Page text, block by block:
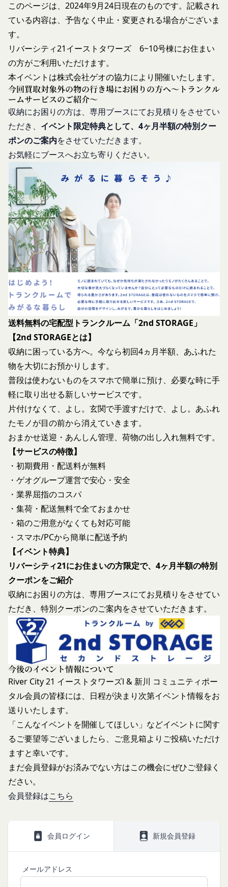
このページは、2024年9月24日現在のものです。記載され
ている内容は、予告なく中止・変更される場合がございま
す。
リバーシティ21イーストタワーズ 6~10号棟にお住まい
の方がご利用いただけます。
本イベントは株式会社ゲオの協力により開催いたします。
今回買取対象外の物の行き場にお困りの方へ～トランクル
ームサービスのご紹介～
収納にお困りの方は、専用ブースにてお見積りをさせてい
ただき、 イベント限定特典として、4ヶ月半額の特別クー
ポンのご案内をさせていただきます。
お気軽にブースへお立ち寄りください。
送料無料の宅配型トランクルーム「2nd STORAGE」
【2nd STORAGEとは】
収納に困っている方へ。今なら初回4ヵ月半額、あふれた
物を大切にお預かりします。
普段は使わないものをスマホで簡単に預け、必要な時に手
軽に取り出せる新しいサービスです。
片付けなくて、よし。玄関で手渡すだけで、よし。あふれ
たモノが目の前から消えていきます。
おまかせ送迎・あんしん管理、荷物の出し入れ無料です。
【サービスの特徴】
・初期費用・配送料が無料
・ゲオグループ運営で安心・安全
・業界屈指のコスパ
・集荷・配送無料で全ておまかせ
・箱のご用意がなくても対応可能
・スマホ/PCから簡単に配送予約
【イベント特典】
リバーシティ21にお住まいの方限定で、4ヶ月半額の特別
クーポンをご紹介
収納にお困りの方は、専用ブースにてお見積りをさせてい
ただき、特別クーポンのご案内をさせていただきます。
今後のイベント情報について
River City 21 イーストタワーズⅠ & 新川 コミュニティポー
タル会員の皆様には、日程が決まり次第イベント情報をお
送りいたします。
「こんなイベントを開催してほしい」などイベントに関す
るご要望等ございましたら、ご意見箱よりご投稿いただけ
ますと幸いです。
まだ会員登録がお済みでない方はこの機会にぜひご登録く
ださい。
会員登録はこちら
会員ログイン 新規会員登録
メールアドレス
示することがあります。
売却または合併
個人情報の全部または一部を関係者に移転すること
があります。
委託先等の管理
当社は、業務を委託するため委託先にお客様情報を
提供または開示する場合、当該委託先に対し、適切
な取扱いおよび保護を行わせ、第三者への開示・提
供および当社の提供目的以外の目的での利用を行わ
ないよう適切に管理および監督します。
開示・訂正等
お客様がご自身の個人情報の内容を確認、訂正また
は利用停止を希望される場合には、個人情報保護法
その他の法令により当社が義務を負う範囲におい
て、速やかに対応させていただきます。
なお、かかる場合には、本人確認をさせていただく
場合があります。
お問い合わせ
開示等のご希望、ご意見、ご質問、苦情のお申し出
その他個人情報の取り扱いに関するお問い合わせ
は、下記の窓口までお願いいたします。
メールによるお問い合わせ
営業時間内に順次回答いたします。
お問い合わせ内容によっては回答にお時間をいただ
かじめご了承いただきますようお願い致します。
「@goyoh.jp」を含むメールアドレスから受信でき
るよう、あらかじめご設定ください。
メールによるお問い合わせについて、お客さまの個
人情報保護のため、SSL通信を使用しております。
お客さまがお使いのブラウザがSSL通信非対応の場
合には、このお問い合わせフォームは利用できませ
んので、その場合にはお電話でのお問い合わせをお
願いいたします。
組織・体制
当社は、管理担当役員を利用者情報管理責任者と
し、利用者情報の適正な管理及び継続的な改善を実
施します。
免責
当社は、以下の場合には、何らの責任を負いませ
ん。
お客様ご本人が本サービスの機能又は別の手段を用
いて第三者に利用者情報を明らかにした場合
お客様が自ら本サービス上に入力した情報等によ
り、個人を識別し得る状態に至った場合
改善
当社は、利用者情報の取扱いに関する運用状況を適
宜見直し、継続的な改善に努めるものとし、必要に
応じて、本ポリシーをお客様の事前の了承を得るこ
となく変更することがあります。変更後の本ポリシ
ーについては、当社が別途定める場合を除いて、当
社ウェブサイトでの公示後、すぐに効力が発生する
ものとします。但し、法令上お客様の同意が必要と
なるような内容の変更を行うときは、当社が定める
方法により、お客様の同意を取得するものとしま
す。
その他の注意事項
当社が提供するサービスは、当社が管理するサービ
ス以外のサービスへのリンクを含む場合があり、こ
れら外部サービスにおける内容や利用者情報の保護
については、当社は一切責任を負いません。
発効日：2021年9月1日
合
過去に当社との契約に違反した者またはその関
反社会的勢力等（暴力団、暴力団員、右翼団
体、反社会的勢力、その他これに準ずるものを
意味します。以下同じ。）であるまたは資金提
供その他を通じて反社会的勢力等の維持、運営
もしくは経営に協力もしくは関与する等反社会
的勢力等との何らかの交流もしくは関係を行っ
ていると当社が判断した場合
その他会員登録が適当でないと当社が判断した
場合
第5条（登録内容の変更）
会員は、登録情報の内容の全部または一部に関して
変更が生じた場合、直ちに当社所定の方法により登
録内容を変更する手続きを行うものとします。
会員が前項に定める変更手続きを行わなかった場合
には、既に登録済みの情報に基づく処理を適正・有
効なものとすることをあらかじめ承諾します。
会員が本条第１項に定める変更手続きを行わなかっ
たことにより生じた損害について、当社は一切責任
を負いません。
第6条（IDおよびパスワードの管理）
会員は、会員登録等の際に会員本人が設定し、承
認・登録されたお客様IDおよびパスワードの利
用、管理について一切の責任を負うものとします。
会員は、お客様IDおよびパスワードの第三者への
譲渡、承継、名義変更、貸与、開示又は漏洩しては
ならないものとします。
会員のお客様IDおよびパスワードの使用上の過失
または第三者による不正使用等に起因する損害につ
いて、当社は一切責任を負わないものとします。
会員のお客様IDおよびパスワードの失念に起因す
る損害について、当社は一切の責任を負わないもの
とします。
当社は、当社所定の方法により会員のお客様IDお
よびパスワードの一致を確認した場合、当該お客様
IDおよびパスワードに基づく会員が、本サービス
を利用したものとみなし、その場合の責任は全て当
該会員に帰属するものとします。
第7条（会員の退会）
会員は、当社所定の退会手続の完了により、会員登
録を抹消することができます。
第8条（禁止事項）
会員は、本サービスの利用に際して、以下の各号の
いずれかに該当する行為または該当するおそれのあ
る行為を行ってはならないものとします。
本規約および法令に違反する行為、犯罪に結び
つく行為または公序良俗に反する行為
会員登録または登録内容の変更の際に虚偽の会
員情報を入力する行為
本サービスの運営を妨害するおそれのある行為
または本サービスに支障を生じさせるおそれの
ある行為
当社または第三者の財産権、プライバシー権、
著作権等の知的財産権、その他の権利または利
益を侵害する行為
当社または第三者を誹謗、中傷する行為
当社もしくは第三者に対して、迷惑、不利益ま
たは損害を与える行為
お客様IDおよびパスワードを不正に使用する行
為
る行為
合、当社は、通知または催告をすることなく、当該
会員の登録の抹消、当社が提供する一切のサービス
（本規約第10条3項で定義します。）の削除その他